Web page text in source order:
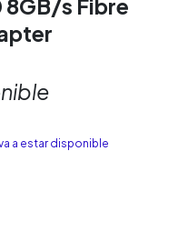
8GB/s Fibre
a estar disponible